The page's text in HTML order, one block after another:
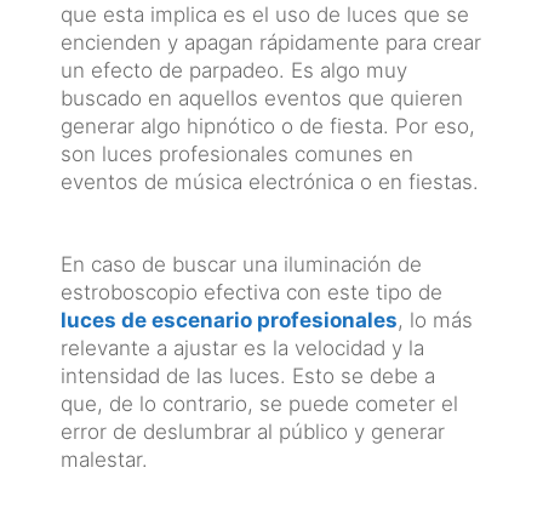
que esta implica es el uso de luces que se
encienden y apagan rápidamente para crear
un efecto de parpadeo. Es algo muy
buscado en aquellos eventos que quieren
generar algo hipnótico o de fiesta. Por eso,
son luces profesionales comunes en
eventos de música electrónica o en fiestas.
En caso de buscar una iluminación de
estroboscopio efectiva con este tipo de
luces de escenario profesionales, lo más
relevante a ajustar es la velocidad y la
intensidad de las luces. Esto se debe a
que, de lo contrario, se puede cometer el
error de deslumbrar al público y generar
malestar.